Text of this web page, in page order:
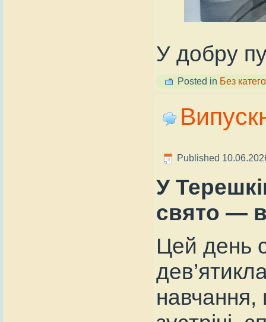
У добру
Posted in Без
Published
У
свято —
Цей день
навчання,